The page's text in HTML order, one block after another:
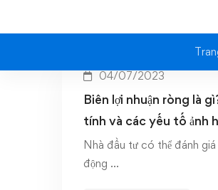
04/07/2023
Biên lợi nhuận ròng là
tính và các yếu tố ảnh
Nhà đầu tư có thể đánh giá
động …